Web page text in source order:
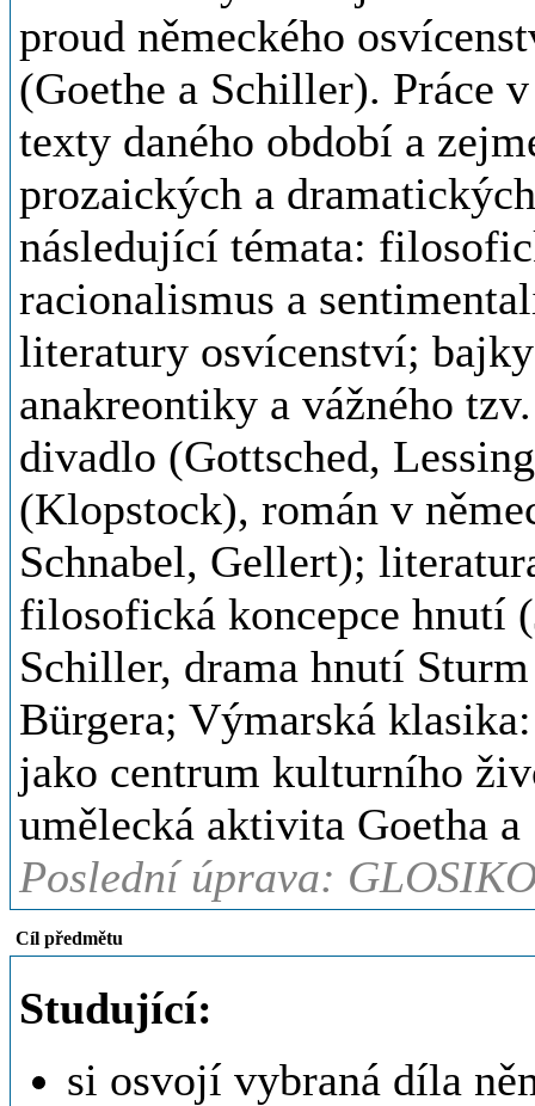
proud německého
(Goethe a Schiller). Práce
texty daného období a
prozaických a
následující témata:
racionalismus a
literatury osvícenství;
anakreontiky a vážného
divadlo (Gottsched,
(Klopstock), román v
Schnabel, Gellert);
filosofická koncepce hnutí
Schiller, drama hnutí
Bürgera; Výmarská
jako centrum kulturního
umělecká aktivita Goetha
Poslední úprava:
Cíl předmětu
Studující:
si osvojí vybraná díla